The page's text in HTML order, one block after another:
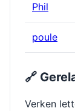
Phil
poule
🔗
Verken